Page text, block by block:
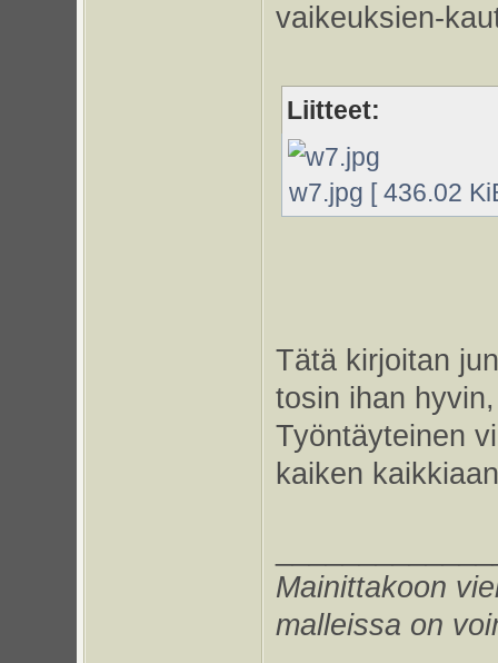
vaikeuksien-
Liitteet:
w7.jpg [ 436.02
Tätä kirjoitan
tosin ihan
Työntäyteinen
kaiken
Mainittakoon
malleissa on